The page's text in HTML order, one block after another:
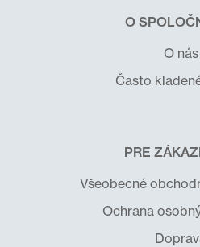
O
O nás
Často
PRE
Všeobecné
Ochrana